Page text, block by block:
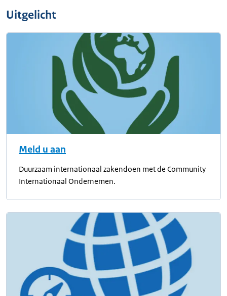
Uitgelicht
Meld u aan
Duurzaam internationaal zakendoen met de Community
Internationaal Ondernemen.